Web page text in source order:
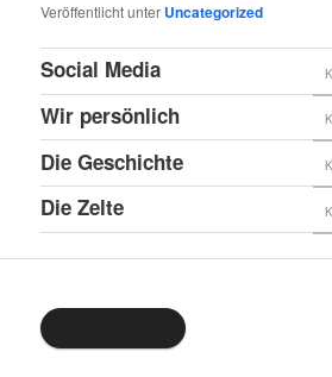
Veröffentlicht unter Uncategorized
Social Media
Wir persönlich
Die Geschichte
Die Zelte